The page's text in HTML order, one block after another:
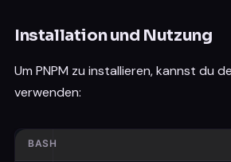
Installation und Nutzung
Um PNPM zu installieren, kannst du
verwenden:
BASH